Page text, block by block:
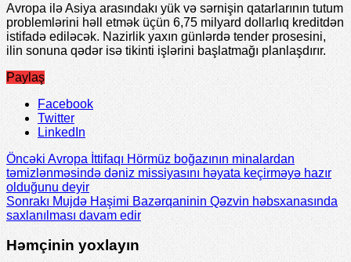
Avropa ilə Asiya arasındakı yük və sərnişin qatarlarının tutum
problemlərini həll etmək üçün 6,75 milyard dollarlıq kreditdən
istifadə ediləcək. Nazirlik yaxın günlərdə tender prosesini,
ilin sonuna qədər isə tikinti işlərini başlatmağı planlaşdırır.
Paylaş
Facebook
Twitter
LinkedIn
ÖncəkiAvropa İttifaqı Hörmüz boğazının minalardan
təmizlənməsində dəniz missiyasını həyata keçirməyə hazır
olduğunu deyir
Sonrakı Mujdə Haşimi Bazərqaninin Qəzvin həbsxanasında
saxlanılması davam edir
Həmçinin yoxlayın